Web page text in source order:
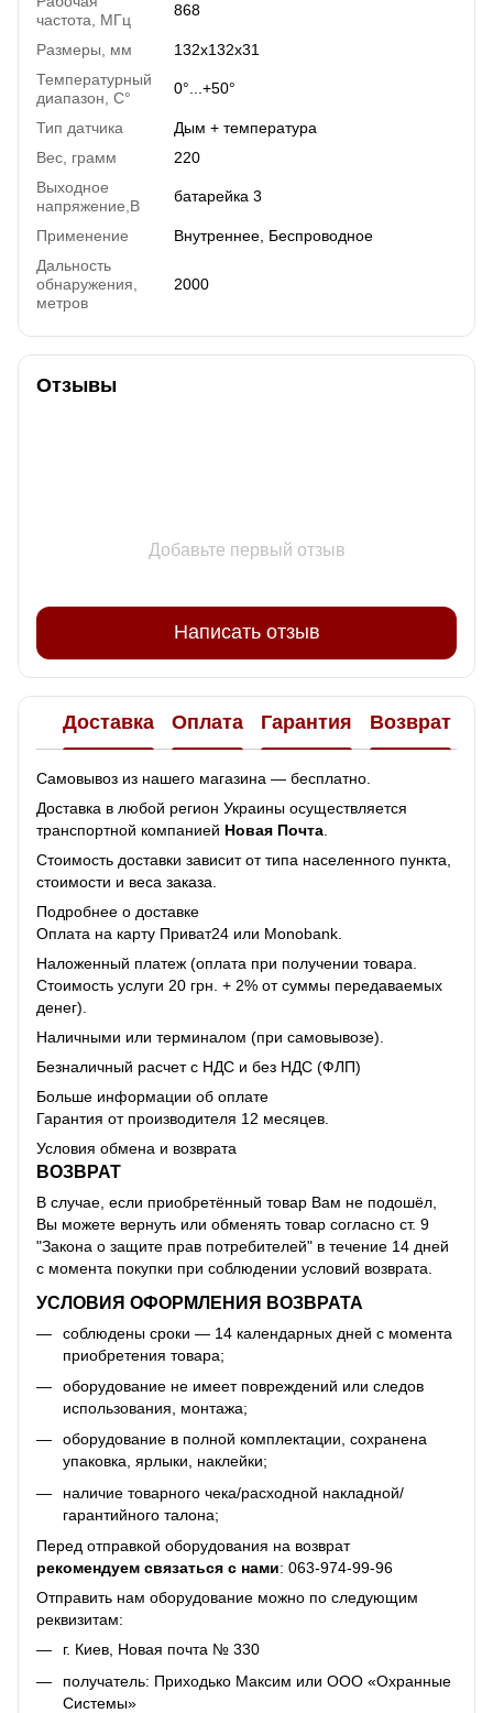
частота, МГц
868
Размеры, мм
132x132x31
Температурный
диапазон, C°
0°...+50°
Тип датчика
Дым + температура
Вес, грамм
220
Выходное
напряжение,В
батарейка 3
Применение
Внутреннее, Беспроводное
Дальность
обнаружения,
метров
2000
Отзывы
Добавьте первый отзыв
Написать отзыв
Доставка Оплата Гарантия Возврат
Самовывоз из нашего магазина — бесплатно.
Доставка в любой регион Украины осуществляется
транспортной компанией Новая Почта
Стоимость доставки зависит от типа населенного пункта,
стоимости и веса заказа.
Подробнее о доставке
Оплата на карту Приват24 или Monobank.
Наложенный платеж (оплата при получении товара.
Стоимость услуги 20 грн. + 2% от суммы передаваемых
денег).
Наличными или терминалом (при самовывозе).
Безналичный расчет с НДС и без НДС (ФЛП)
Больше информации об оплате
Гарантия от производителя 12 месяцев.
Условия обмена и возврата
ВОЗВРАТ
В случае, если приобретённый товар Вам не подошёл,
Вы можете вернуть или обменять товар согласно ст. 9
"Закона о защите прав потребителей" в течение 14 дней
с момента покупки при соблюдении условий возврата.
УСЛОВИЯ ОФОРМЛЕНИЯ ВОЗВРАТА
соблюдены сроки — 14 календарных дней с момента
приобретения товара;
оборудование не имеет повреждений или следов
использования, монтажа;
оборудование в полной комплектации, сохранена
упаковка, ярлыки, наклейки;
наличие товарного чека/расходной накладной/
гарантийного талона;
Перед отправкой оборудования на возврат
рекомендуем связаться с нами: 063-974-99-96
Отправить нам оборудование можно по следующим
реквизитам:
г. Киев, Новая почта № 330
получатель: Приходько Максим или ООО «Охранные
Системы»